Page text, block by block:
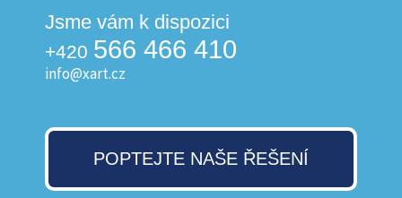
Jsme vám k dispozici
+420 566 466 410
info@xart.cz
POPTEJTE NAŠE ŘEŠENÍ